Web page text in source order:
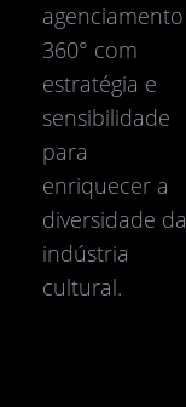
agenciamento
360° com
estratégia e
sensibilidade
para
enriquecer a
diversidade da
indústria
cultural.